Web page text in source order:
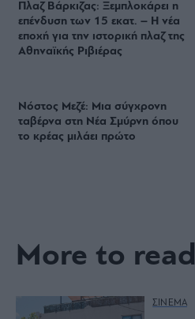
Πλαζ Βάρκιζας: Ξεμπλοκάρει η
επένδυση των 15 εκατ. – Η νέα
εποχή για την ιστορική πλαζ της
Αθηναϊκής Ριβιέρας
Νόστος Μεζέ: Μια σύγχρονη
ταβέρνα στη Νέα Σμύρνη όπου
το κρέας μιλάει πρώτο
More to read
ΣΙΝΕΜΑ